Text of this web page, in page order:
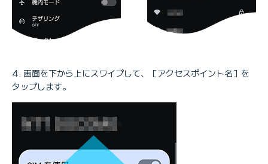
画面を下から上にスワイプして、［アクセスポイント名］を
タップします。